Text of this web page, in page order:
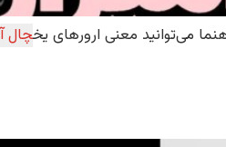
می‌توانید معنی ارورهای یخچال آ